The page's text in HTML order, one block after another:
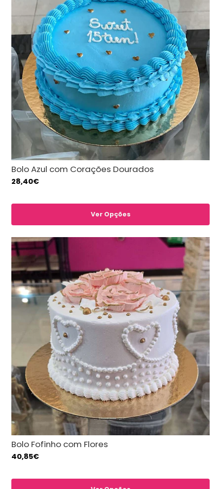
Bolo Azul com Corações Dourados
28,40€
Ver Opções
Bolo Fofinho com Flores
40,85€